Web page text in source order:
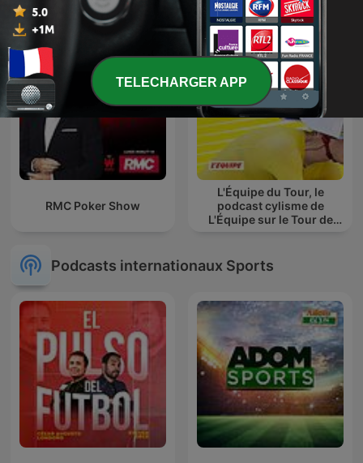
RMC Poker Show
L'Équipe du Tour, le
podcast cylisme de
L'Équipe sur le Tour de
Podcasts internationaux Sports
TELECHARGER APP